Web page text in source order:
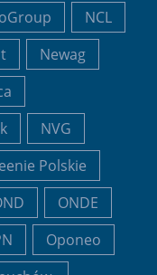
NCL
Newag
NVG
Polskie
ONDE
Oponeo